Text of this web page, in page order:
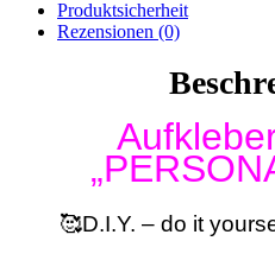
Produktsicherheit
Rezensionen (0)
🥰D.I.Y. – do it